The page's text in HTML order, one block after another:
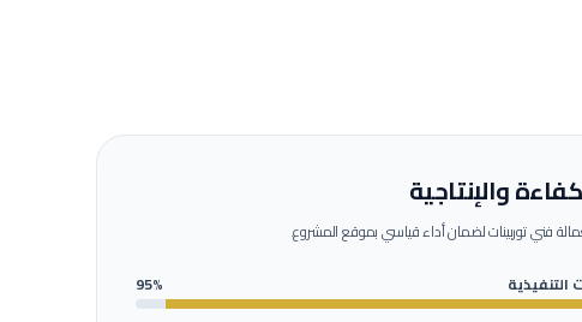
والإنتاجية
فني توربيناتلضمان أداء قياسي بموقع المشروع.
95%